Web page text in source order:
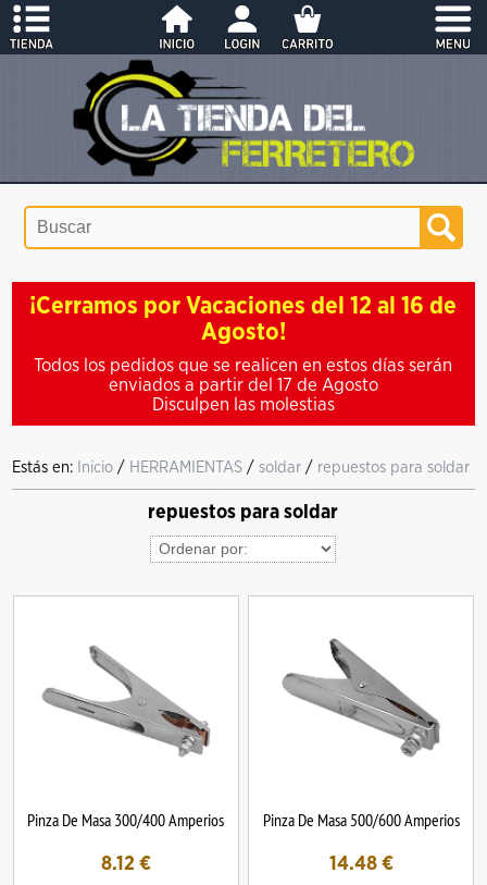
¡Cerramos por Vacaciones del 12 al 16 de
Agosto!
Todos los pedidos que se realicen en estos días serán
enviados a partir del 17 de Agosto
Disculpen las molestias
Estás en: Inicio / HERRAMIENTAS /soldar / repuestos para soldar
repuestos para soldar
Pinza De Masa 300/400 Amperios
8.12 €
Pinza De Masa 500/600 Amperios
14.48€